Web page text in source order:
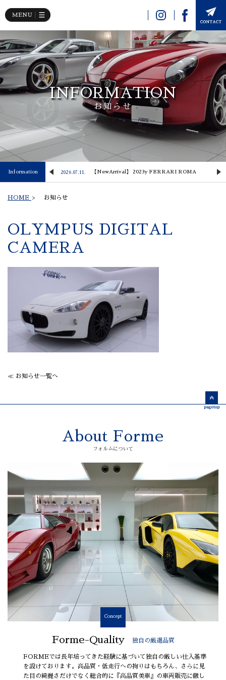
INFORMATION
お知らせ
Information
Lusso 2026.07.11. 【NewArrival】 2023y FERRARI ROMA
HOME > お知らせ
OLYMPUS DIGITAL
CAMERA
≪ お知らせ一覧へ
About Forme
フォルムについて
Concept
Forme-Quality 独自の厳選品質
FORMEでは長年培ってきた経験に基づいて独自の厳しい仕入基準
を設けております。高品質・低走行への拘りはもちろん、さらに見
た目の綺麗さだけでなく総合的に『高品質美車』の車両販売に徹し